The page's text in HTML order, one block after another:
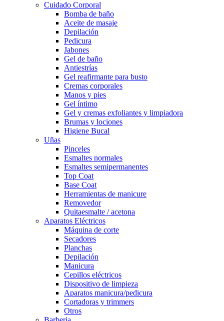
Cuidado Corporal
Bomba de baño
Aceite de masaje
Depilación
Pedicura
Jabones
Gel de baño
Antiestrías
Gel reafirmante para busto
Cremas corporales
Manos y pies
Gel íntimo
Gel y cremas exfoliantes y limpiadora
Brumas y lociones
Higiene Bucal
Uñas
Pinceles
Esmaltes normales
Esmaltes semipermanentes
Top Coat
Base Coat
Herramientas de manicure
Removedor
Quitaesmalte / acetona
Aparatos Eléctricos
Máquina de corte
Secadores
Planchas
Depilación
Manicura
Cepillos eléctricos
Dispositivo de limpieza
Aparatos manicura/pedicura
Cortadoras y trimmers
Otros